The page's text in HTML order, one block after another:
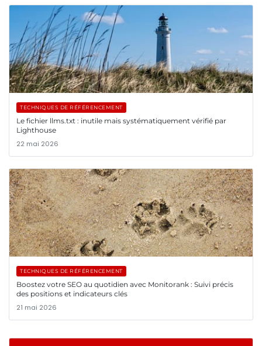
TECHNIQUES DE RÉFÉRENCEMENT
Le fichier llms.txt : inutile mais systématiquement vérifié par
Lighthouse
22 mai 2026
TECHNIQUES DE RÉFÉRENCEMENT
Boostez votre SEO au quotidien avec Monitorank : Suivi précis
des positions et indicateurs clés
21 mai 2026